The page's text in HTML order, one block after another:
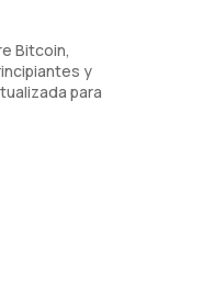
Bitcoin,
y
para